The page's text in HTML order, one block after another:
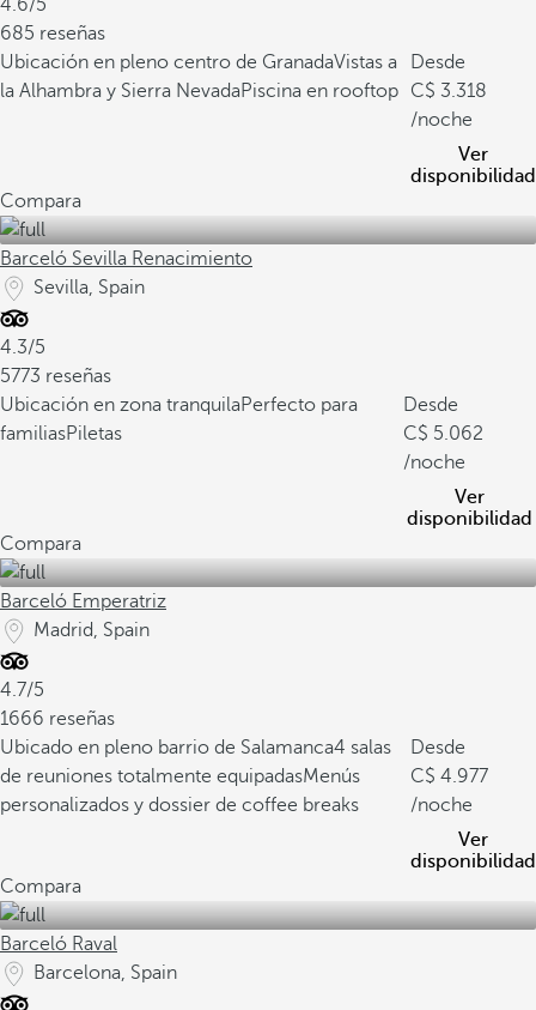
4.6/5
685 reseñas
Ubicación en pleno centro de GranadaVistas a
la Alhambra y Sierra NevadaPiscina en rooftop
Desde
3.318
/noche
Ver
disponibilidad
Compara
Barceló Sevilla Renacimiento
Sevilla, Spain
4.3/5
5773 reseñas
Ubicación en zona tranquilaPerfecto para
familiasPiletas
Desde
5.062
/noche
Ver
disponibilidad
Compara
Barceló Emperatriz
Madrid, Spain
4.7/5
1666 reseñas
Ubicado en pleno barrio de Salamanca4 salas
de reuniones totalmente equipadasMenús
personalizados y dossier de coffee breaks
Desde
4.977
/noche
Ver
disponibilidad
Compara
Barceló Raval
Barcelona, Spain